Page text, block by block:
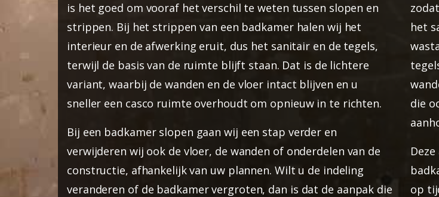
is het goed om vooraf het verschil te weten tussen slopen en
strippen. Bij het strippen van een badkamer halen wij het
interieur en de afwerking eruit, dus het sanitair en de tegels,
terwijl de basis van de ruimte blijft staan. Dat is de lichtere
variant, waarbij de wanden en de vloer intact blijven en u
sneller een casco ruimte overhoudt om opnieuw in te richten.
Bij een badkamer slopen gaan wij een stap verder en
verwijderen wij ook de vloer, de wanden of onderdelen van de
constructie, afhankelijk van uw plannen. Wilt u de indeling
veranderen of de badkamer vergroten, dan is dat de aanpak die
het
die
op